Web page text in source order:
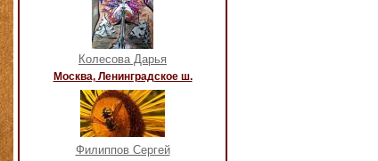
Колесова Дарья
Москва, Ленинградское ш.
Филиппов Сергей